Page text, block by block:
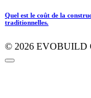
Quel est le coût de la
traditionnelles.
© 2026 EVOBUILD